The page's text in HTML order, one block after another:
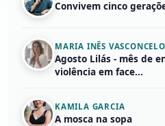
Convivem cinco
MARIA INÊS
Agosto Lilás - mês de
violência em face...
KAMILA GARCIA
A mosca na sopa